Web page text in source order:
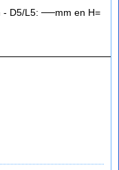
D5/L5: ──mm en H=